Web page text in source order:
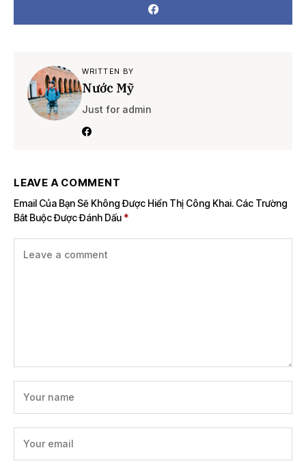
WRITTEN BY
Nước Mỹ
Just for admin
LEAVE A COMMENT
Email Của Bạn Sẽ Không Được Hiển Thị Công Khai. Các Trường
Bắt Buộc Được Đánh Dấu *